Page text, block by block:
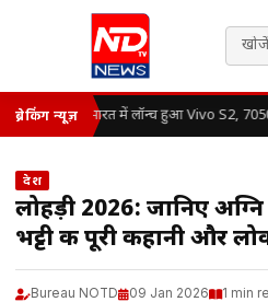
ब्रेकिंग न्यूज़ भारत में लॉन्च हुआ Vivo S2,
देश
लोहड़ी 2026: जानिए
भट्टी की पूरी कहानी और
Bureau NOTD 09 Jan 2026 1 min